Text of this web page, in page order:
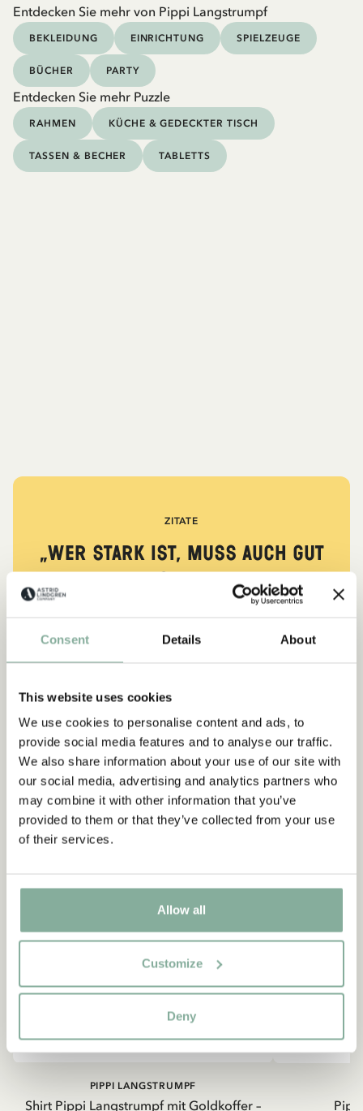
Consent Details About
This website uses cookies
We use cookies to personalise content and ads, to
provide social media features and to analyse our traffic.
We also share information about your use of our site with
our social media, advertising and analytics partners who
may combine it with other information that you’ve
provided to them or that they’ve collected from your use
of their services.
Allow all
Customize
Deny
Entdecken Sie mehr von Pippi Langstrumpf
BEKLEIDUNG EINRICHTUNG SPIELZEUGE
BÜCHER PARTY
Entdecken Sie mehr Puzzle
RAHMEN KÜCHE & GEDECKTER TISCH
TASSEN & BECHER TABLETTS
ZITATE
„Wer stark ist, muss auch gut
sein.“
DIE PIPPI-LANGSTRUMPF-SAMMLUNG
NEU
Shirt Pippi Langstrumpf mit Goldkoffer –
PIPPI LANGSTRUMPF
-15%